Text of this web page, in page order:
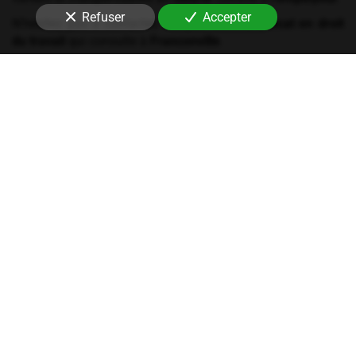
N'hésitez pas à contactez Maryse Afonso,
avocat en droit
Refuser Accepter